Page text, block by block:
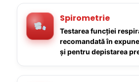
Spirometrie
Testarea funcției
recomandată în
și pentru depistarea